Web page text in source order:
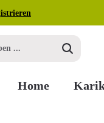
springen
Home